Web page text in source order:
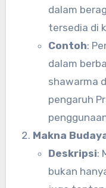
dalam
tersedia di
Contoh:
dalam
shawarma
pengaruh
Makna
Deskripsi:
bukan